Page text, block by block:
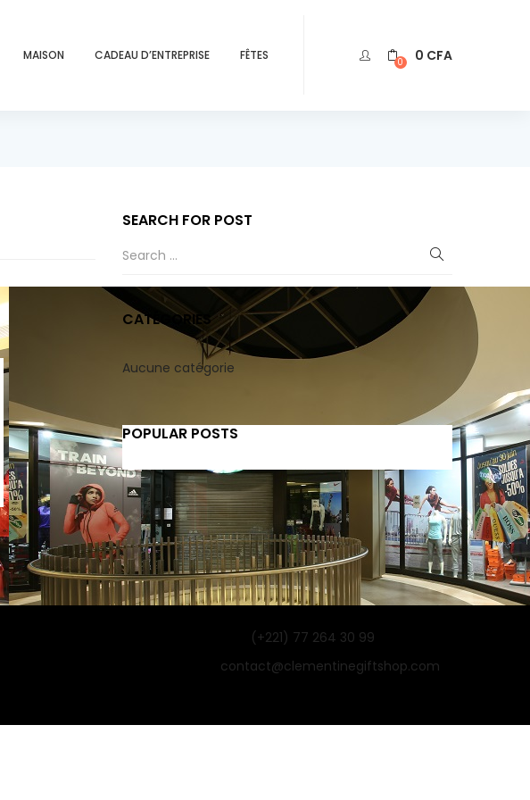
MAISON CADEAU D’ENTREPRISE FÊTES 0 0 CFA
(+221) 77 264 30 99
contact@clementinegiftshop.com
SEARCH FOR POST
CATÉGORIES
Aucune catégorie
POPULAR POSTS